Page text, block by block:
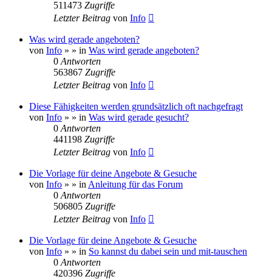
511473 Zugriffe
Letzter Beitrag von Info
Was wird gerade angeboten?
von Info » » in Was wird gerade angeboten?
0 Antworten
563867 Zugriffe
Letzter Beitrag von Info
Diese Fähigkeiten werden grundsätzlich oft nachgefragt
von Info » » in Was wird gerade gesucht?
0 Antworten
441198 Zugriffe
Letzter Beitrag von Info
Die Vorlage für deine Angebote & Gesuche
von Info » » in Anleitung für das Forum
0 Antworten
506805 Zugriffe
Letzter Beitrag von Info
Die Vorlage für deine Angebote & Gesuche
von Info » » in So kannst du dabei sein und mit-tauschen
0 Antworten
420396 Zugriffe